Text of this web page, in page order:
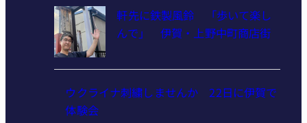
軒先に鉄製風鈴 「歩いて楽し
んで」 伊賀・上野中町商店街
ウクライナ刺繍しませんか 22日に伊賀で
体験会